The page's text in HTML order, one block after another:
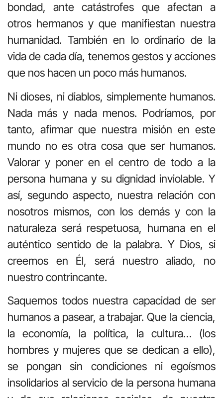
bondad, ante catástrofes que afectan a
otros hermanos y que manifiestan nuestra
humanidad. También en lo ordinario de la
vida de cada día, tenemos gestos y acciones
que nos hacen un poco más humanos.
Ni dioses, ni diablos, simplemente humanos.
Nada más y nada menos. Podríamos, por
tanto, afirmar que nuestra misión en este
mundo no es otra cosa que ser humanos.
Valorar y poner en el centro de todo a la
persona humana y su dignidad inviolable. Y
así, segundo aspecto, nuestra relación con
nosotros mismos, con los demás y con la
naturaleza será respetuosa, humana en el
auténtico sentido de la palabra. Y Dios, si
creemos en Él, será nuestro aliado, no
nuestro contrincante.
Saquemos todos nuestra capacidad de ser
humanos a pasear, a trabajar. Que la ciencia,
la economía, la política, la cultura… (los
hombres y mujeres que se dedican a ello),
se pongan sin condiciones ni egoísmos
insolidarios al servicio de la persona humana